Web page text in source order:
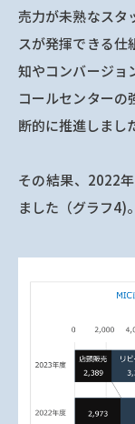
売力が未熟なスタ
スが発揮できる仕
知やコンバージョ
コールセンターの
断的に推進しまし
その結果、2022
ました（グラフ4)。